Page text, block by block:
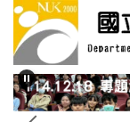
跳
主
要
內
容